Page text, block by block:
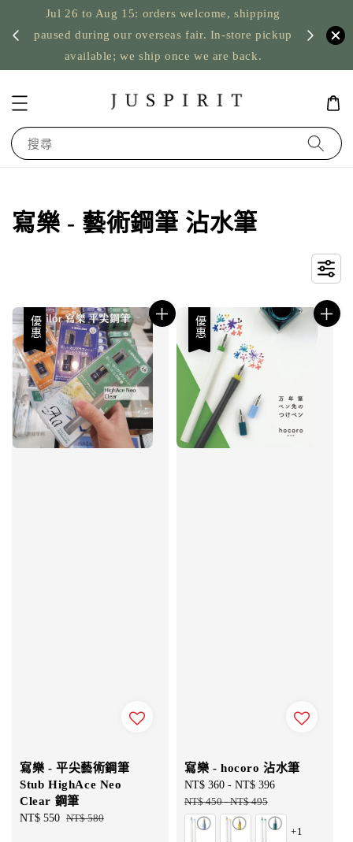
Jul 26 to Aug 15: orders welcome, shipping
paused during our overseas fair. In-store pickup
available; we ship once we are back.
US
搜尋
寫樂 - 藝術鋼筆 沾水筆
優惠
寫樂 - 平尖藝術鋼筆
Stub HighAce Neo
Clear 鋼筆
Sale
NT$ 550 Regular
NT$ 580
優惠
寫樂 - hocoro 沾水筆
Sale
price
NT$ 360 - NT$ 396
NT$ 450-NT$ 495
+1